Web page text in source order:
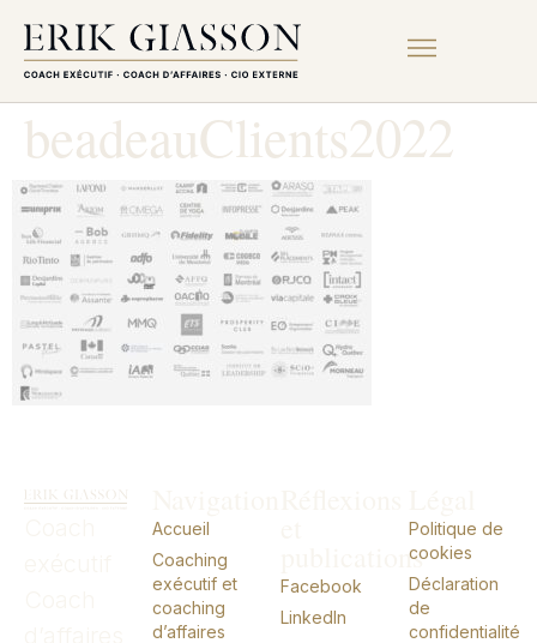
beadeauClients2022
Accueil
Coaching
exécutif et
coaching
d’affaires
publications
Facebook
LinkedIn
Politique de
cookies
Déclaration
de
confidentialité